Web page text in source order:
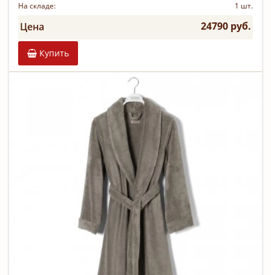
На складе:
1 шт.
Цена 24790 руб.
Купить